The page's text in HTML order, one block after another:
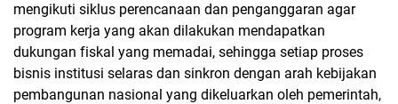
mengikuti siklus perencanaan dan penganggaran agar
program kerja yang akan dilakukan mendapatkan
dukungan fiskal yang memadai, sehingga setiap proses
bisnis institusi selaras dan sinkron dengan arah kebijakan
pembangunan nasional yang dikeluarkan oleh pemerintah,